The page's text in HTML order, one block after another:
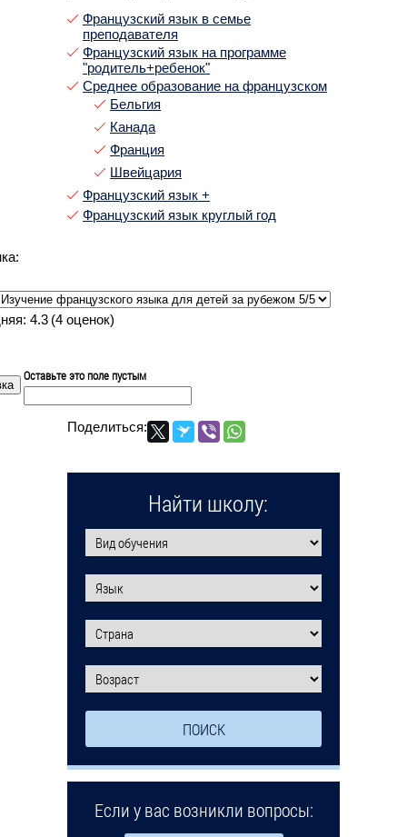
Французский язык в семье
преподавателя
Французский язык на программе
"родитель+ребенок"
Среднее образование на французском
Бельгия
Канада
Франция
Швейцария
Французский язык +
Французский язык круглый год
4.3 (4 оценок)
Оставьте это поле пустым
Поделиться:
Найти школу:
Если у вас возникли вопросы: